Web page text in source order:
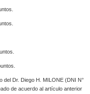
del Dr. Diego H. MILONE (DNI N°
de acuerdo al artículo anterior